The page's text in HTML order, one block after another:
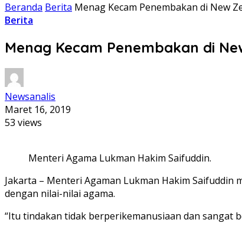
Beranda Berita Menag Kecam Penembakan di New
Berita
Menag Kecam Penembakan di
Newsanalis
Maret 16, 2019
53 views
Menteri Agama Lukman Hakim Saifuddin.
Jakarta – Menteri Agaman Lukman Hakim
dengan nilai-nilai agama.
“Itu tindakan tidak berperikemanusiaan dan sangat